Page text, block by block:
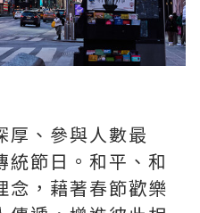
厚、參與人數最
統節日。和平、和
念，藉著春節歡樂